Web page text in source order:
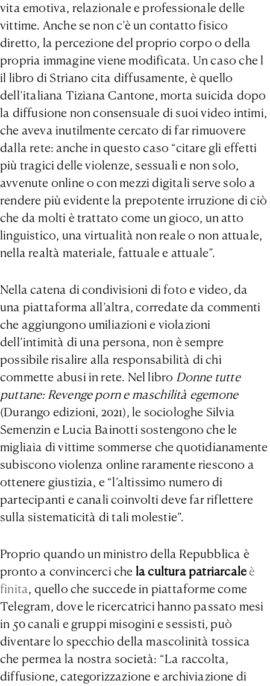
vita emotiva, relazionale e professionale delle
vittime. Anche se non c’è un contatto fisico
diretto, la percezione del proprio corpo o della
propria immagine viene modificata. Un caso che l
il libro di Striano cita diffusamente, è quello
dell’italiana Tiziana Cantone, morta suicida dopo
la diffusione non consensuale di suoi video intimi,
che aveva inutilmente cercato di far rimuovere
dalla rete: anche in questo caso “citare gli effetti
più tragici delle violenze, sessuali e non solo,
avvenute online o con mezzi digitali serve solo a
rendere più evidente la prepotente irruzione di ciò
che da molti è trattato come un gioco, un atto
linguistico, una virtualità non reale o non attuale,
nella realtà materiale, fattuale e attuale”.
Nella catena di condivisioni di foto e video, da
una piattaforma all’altra, corredate da commenti
che aggiungono umiliazioni e violazioni
dell’intimità di una persona, non è sempre
possibile risalire alla responsabilità di chi
commette abusi in rete. Nel libro Donne tutte
puttane: Revenge porn e maschilità egemone
(Durango edizioni, 2021), le sociologhe Silvia
Semenzin e Lucia Bainotti sostengono che le
migliaia di vittime sommerse che quotidianamente
subiscono violenza online raramente riescono a
ottenere giustizia, e “l’altissimo numero di
partecipanti e canali coinvolti deve far riflettere
sulla sistematicità di tali molestie”.
Proprio quando un ministro della Repubblica è
pronto a convincerci che la cultura patriarcaleè
finita, quello che succede in piattaforme come
Telegram, dove le ricercatrici hanno passato mesi
in 50 canali e gruppi misogini e sessisti, può
diventare lo specchio della mascolinità tossica
che permea la nostra società: “La raccolta,
diffusione, categorizzazione e archiviazione di